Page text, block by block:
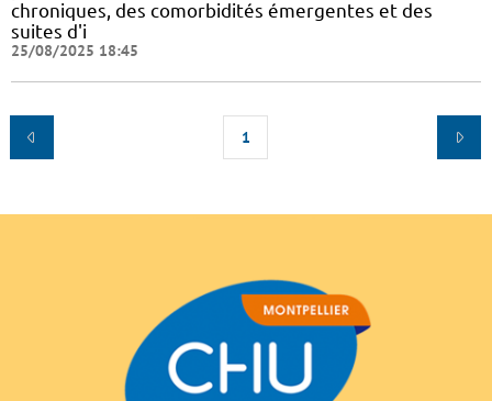
chroniques, des comorbidités émergentes et des
suites d'i
25/08/2025 18:45
1